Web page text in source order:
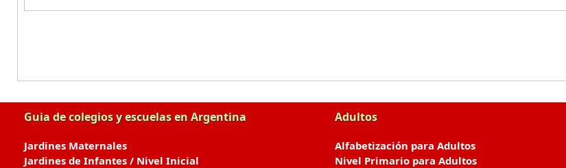
Guia de colegios y escuelas en Argentina
Jardines Maternales
Jardines de Infantes / Nivel Inicial
Adultos
Alfabetización para Adultos
Nivel Primario para Adultos